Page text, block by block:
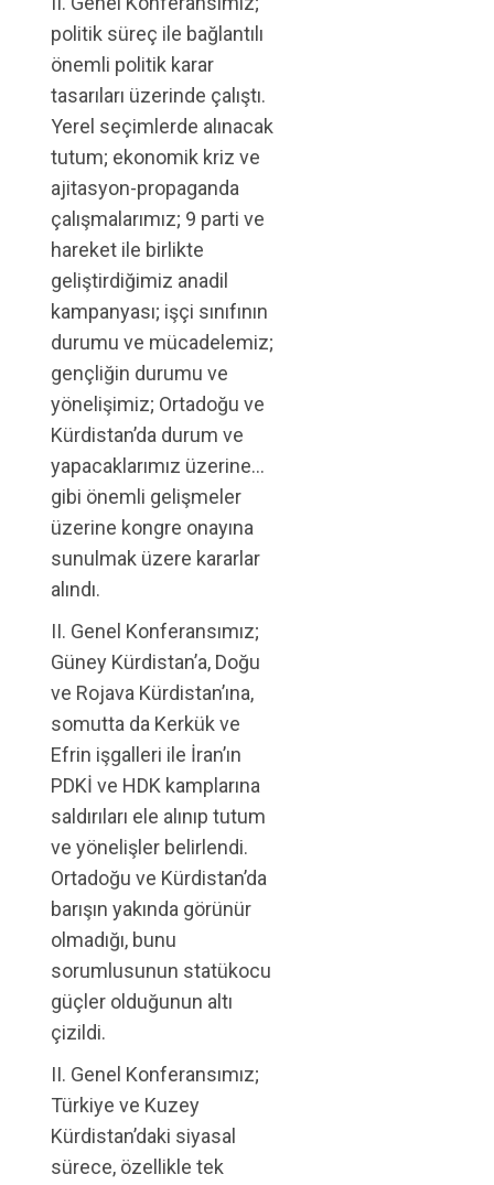
politik süreç ile bağlantılı
önemli politik karar
tasarıları üzerinde çalıştı.
Yerel seçimlerde alınacak
tutum; ekonomik kriz ve
ajitasyon-propaganda
çalışmalarımız; 9 parti ve
hareket ile birlikte
geliştirdiğimiz anadil
kampanyası; işçi sınıfının
durumu ve mücadelemiz;
gençliğin durumu ve
yönelişimiz; Ortadoğu ve
Kürdistan’da durum ve
yapacaklarımız üzerine…
gibi önemli gelişmeler
üzerine kongre onayına
sunulmak üzere kararlar
alındı.
II. Genel Konferansımız;
Güney Kürdistan’a, Doğu
ve Rojava Kürdistan’ına,
somutta da Kerkük ve
Efrin işgalleri ile İran’ın
PDKİ ve HDK kamplarına
saldırıları ele alınıp tutum
ve yönelişler belirlendi.
Ortadoğu ve Kürdistan’da
barışın yakında görünür
olmadığı, bunu
sorumlusunun statükocu
güçler olduğunun altı
çizildi.
II. Genel Konferansımız;
Türkiye ve Kuzey
Kürdistan’daki siyasal
sürece, özellikle tek